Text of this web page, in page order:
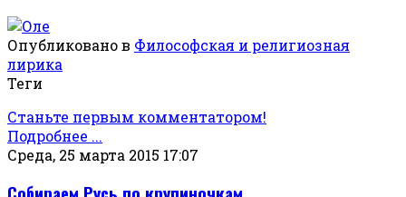
Опубликовано в Философская и религиозная
лирика
Теги
Станьте первым комментатором!
Подробнее ...
Среда, 25 марта 2015 17:07